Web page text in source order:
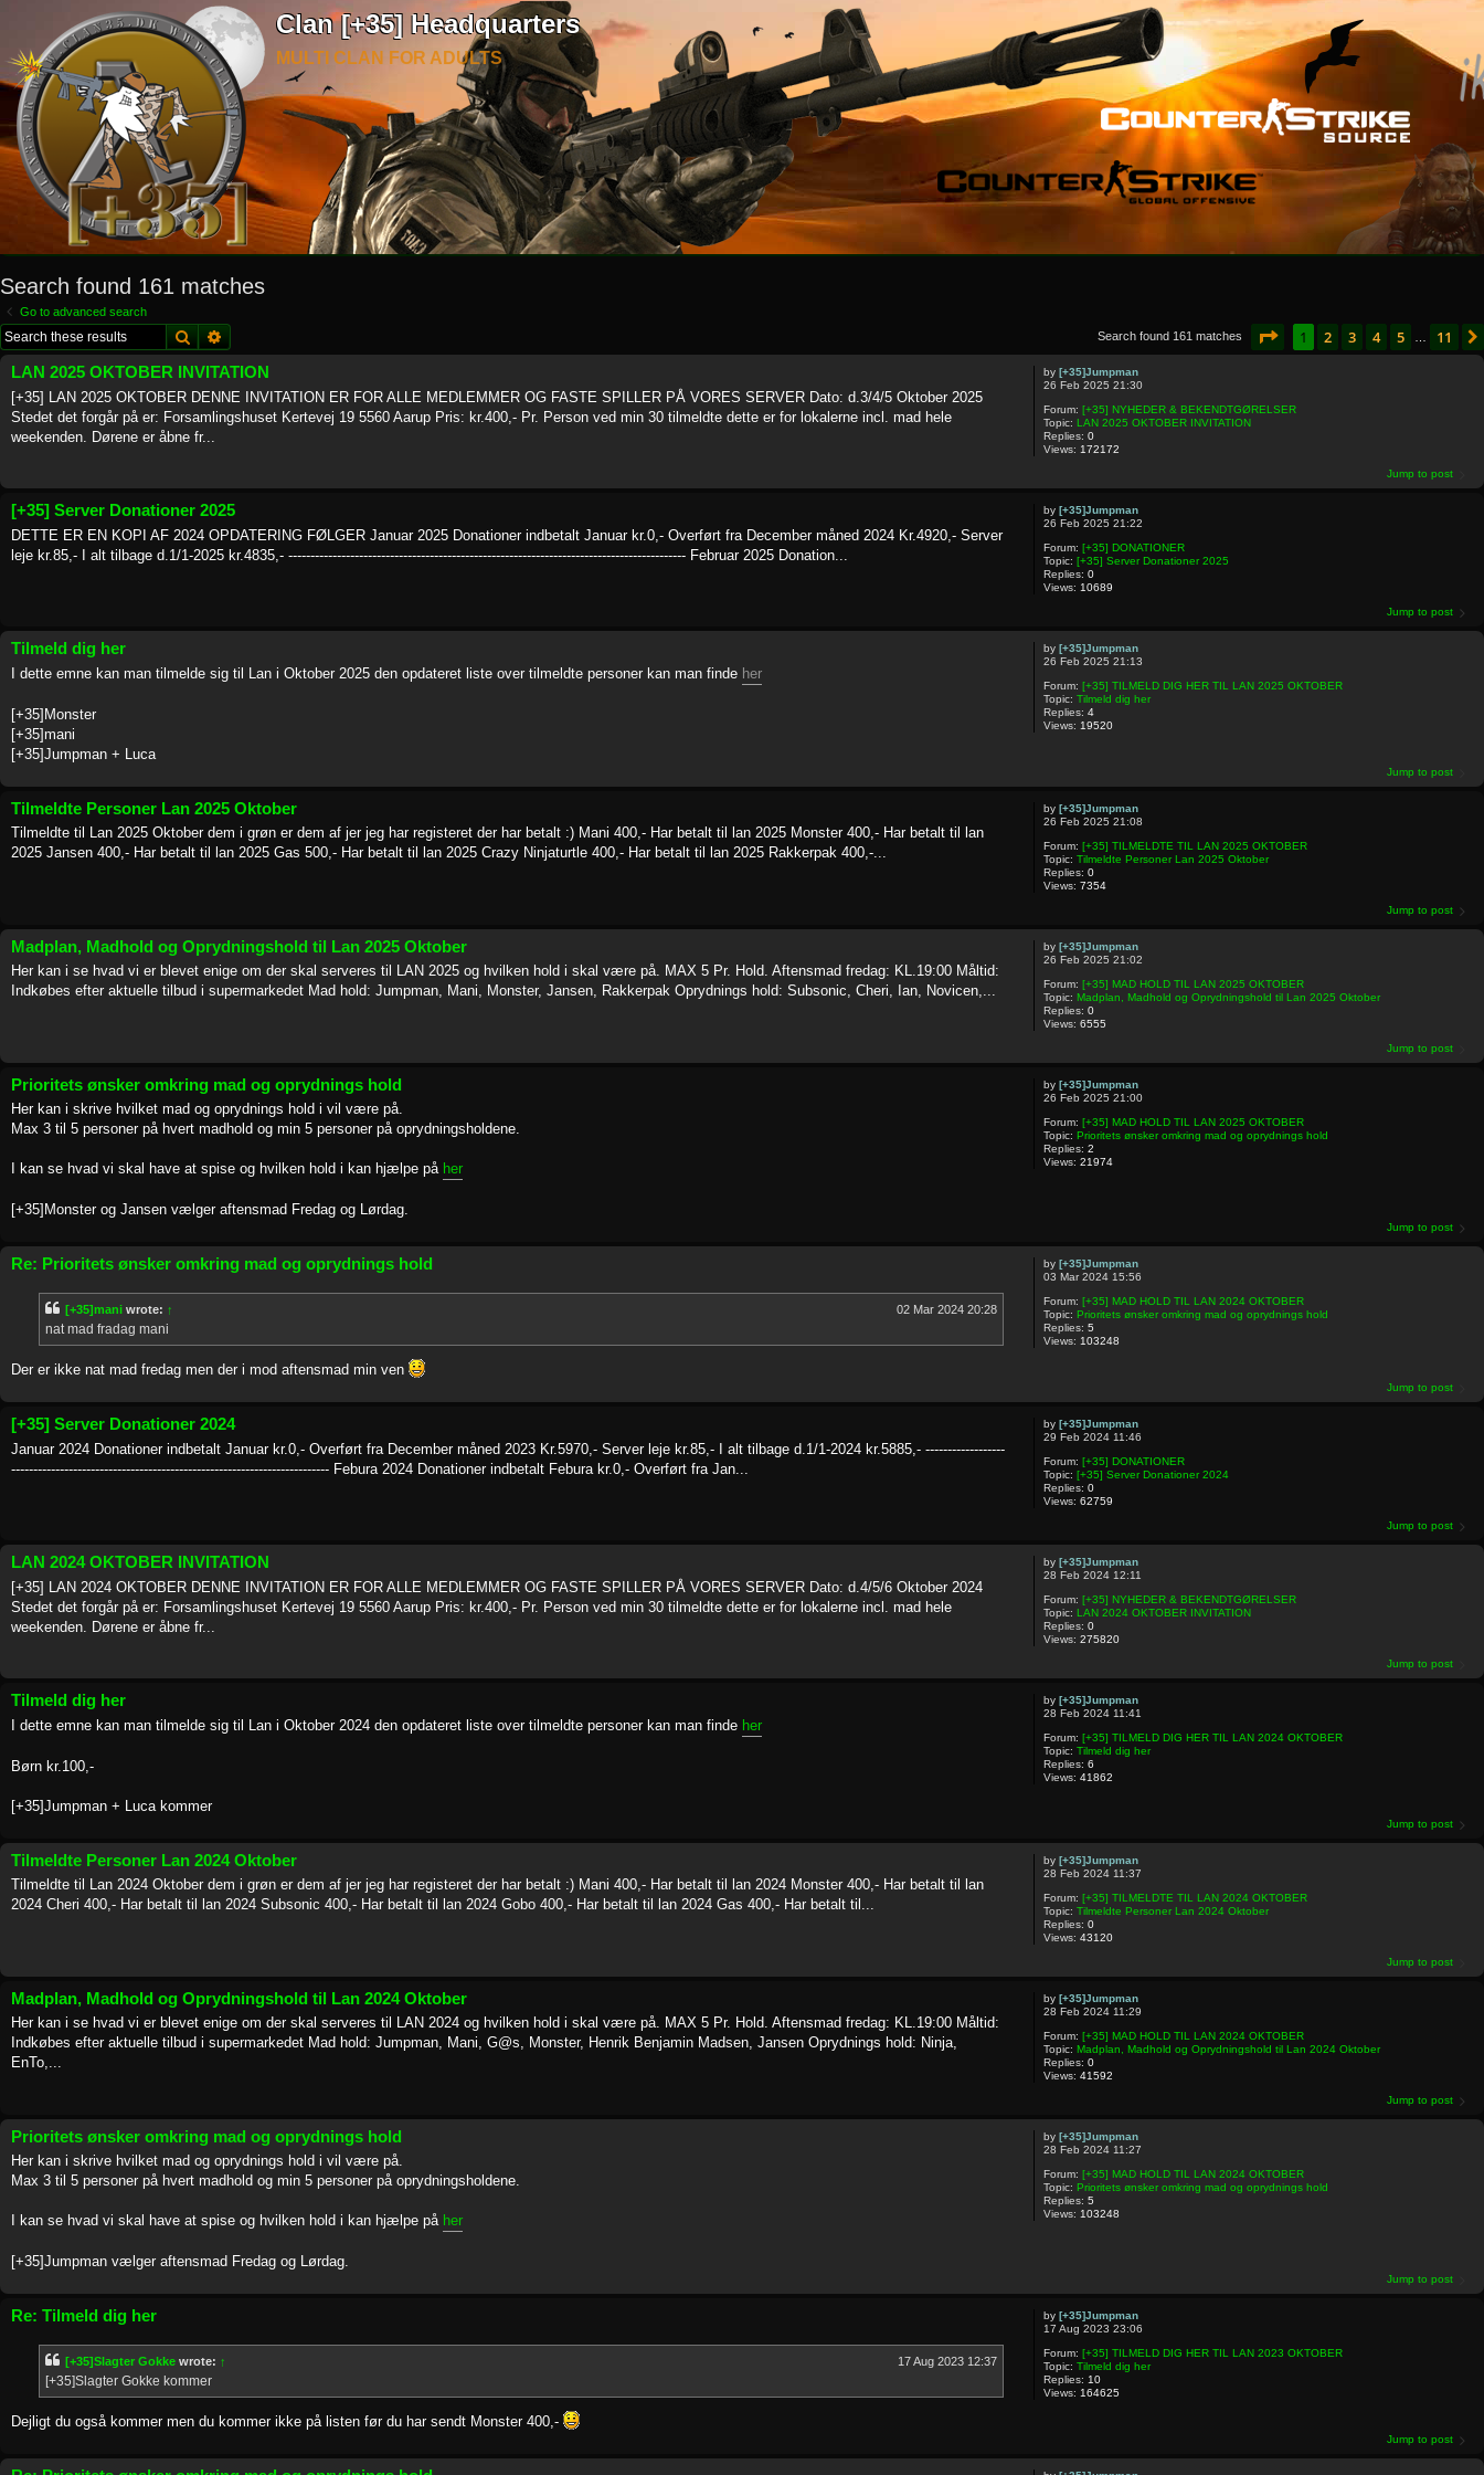
Clan [+35] Headquarters
MULTI CLAN FOR ADULTS
Search found 161 matches
Go to advanced search
SearchAdvanced search Search found 161 matches Page of 11
1 2 3 4 5 11
by [+35]Jumpman
26 Feb 2025 21:30
Forum: [+35] NYHEDER & BEKENDTGØRELSER
Topic: LAN 2025 OKTOBER INVITATION
Replies: 0
Views: 172172
LAN 2025 OKTOBER INVITATION
[+35] LAN 2025 OKTOBER DENNE INVITATION ER FOR ALLE MEDLEMMER OG FASTE SPILLER PÅ VORES SERVER Dato: d.3/4/5 Oktober 2025
Stedet det forgår på er: Forsamlingshuset Kertevej 19 5560 Aarup Pris: kr.400,- Pr. Person ved min 30 tilmeldte dette er for lokalerne incl. mad hele
weekenden. Dørene er åbne fr...
Jump to post
by [+35]Jumpman
26 Feb 2025 21:22
Forum: [+35] DONATIONER
Topic: [+35] Server Donationer 2025
Replies: 0
Views: 10689
[+35] Server Donationer 2025
DETTE ER EN KOPI AF 2024 OPDATERING FØLGER Januar 2025 Donationer indbetalt Januar kr.0,- Overført fra December måned 2024 Kr.4920,- Server
leje kr.85,- I alt tilbage d.1/1-2025 kr.4835,- ------------------------------------------------------------------------------------------ Februar 2025 Donation...
Jump to post
by [+35]Jumpman
26 Feb 2025 21:13
Forum: [+35] TILMELD DIG HER TIL LAN 2025 OKTOBER
Topic: Tilmeld dig her
Replies: 4
Views: 19520
Tilmeld dig her
I dette emne kan man tilmelde sig til Lan i Oktober 2025 den opdateret liste over tilmeldte personer kan man finde her
[+35]Monster
[+35]mani
[+35]Jumpman + Luca
Jump to post
by [+35]Jumpman
26 Feb 2025 21:08
Forum: [+35] TILMELDTE TIL LAN 2025 OKTOBER
Topic: Tilmeldte Personer Lan 2025 Oktober
Replies: 0
Views: 7354
Tilmeldte Personer Lan 2025 Oktober
Tilmeldte til Lan 2025 Oktober dem i grøn er dem af jer jeg har registeret der har betalt :) Mani 400,- Har betalt til lan 2025 Monster 400,- Har betalt til lan
2025 Jansen 400,- Har betalt til lan 2025 Gas 500,- Har betalt til lan 2025 Crazy Ninjaturtle 400,- Har betalt til lan 2025 Rakkerpak 400,-...
Jump to post
by [+35]Jumpman
26 Feb 2025 21:02
Forum: [+35] MAD HOLD TIL LAN 2025 OKTOBER
Topic: Madplan, Madhold og Oprydningshold til Lan 2025 Oktober
Replies: 0
Views: 6555
Madplan, Madhold og Oprydningshold til Lan 2025 Oktober
Her kan i se hvad vi er blevet enige om der skal serveres til LAN 2025 og hvilken hold i skal være på. MAX 5 Pr. Hold. Aftensmad fredag: KL.19:00 Måltid:
Indkøbes efter aktuelle tilbud i supermarkedet Mad hold: Jumpman, Mani, Monster, Jansen, Rakkerpak Oprydnings hold: Subsonic, Cheri, Ian, Novicen,...
Jump to post
by [+35]Jumpman
26 Feb 2025 21:00
Forum: [+35] MAD HOLD TIL LAN 2025 OKTOBER
Topic: Prioritets ønsker omkring mad og oprydnings hold
Replies: 2
Views: 21974
Prioritets ønsker omkring mad og oprydnings hold
Her kan i skrive hvilket mad og oprydnings hold i vil være på.
Max 3 til 5 personer på hvert madhold og min 5 personer på oprydningsholdene.
I kan se hvad vi skal have at spise og hvilken hold i kan hjælpe på her
[+35]Monster og Jansen vælger aftensmad Fredag og Lørdag.
Jump to post
by [+35]Jumpman
03 Mar 2024 15:56
Forum: [+35] MAD HOLD TIL LAN 2024 OKTOBER
Topic: Prioritets ønsker omkring mad og oprydnings hold
Replies: 5
Views: 103248
Re: Prioritets ønsker omkring mad og oprydnings hold
[+35]mani wrote: ↑ 02 Mar 2024 20:28
nat mad fradag mani
Der er ikke nat mad fredag men der i mod aftensmad min ven
Jump to post
by [+35]Jumpman
29 Feb 2024 11:46
Forum: [+35] DONATIONER
Topic: [+35] Server Donationer 2024
Replies: 0
Views: 62759
[+35] Server Donationer 2024
Januar 2024 Donationer indbetalt Januar kr.0,- Overført fra December måned 2023 Kr.5970,- Server leje kr.85,- I alt tilbage d.1/1-2024 kr.5885,- ------------------
------------------------------------------------------------------------ Febura 2024 Donationer indbetalt Febura kr.0,- Overført fra Jan...
Jump to post
by [+35]Jumpman
28 Feb 2024 12:11
Forum: [+35] NYHEDER & BEKENDTGØRELSER
Topic: LAN 2024 OKTOBER INVITATION
Replies: 0
Views: 275820
LAN 2024 OKTOBER INVITATION
[+35] LAN 2024 OKTOBER DENNE INVITATION ER FOR ALLE MEDLEMMER OG FASTE SPILLER PÅ VORES SERVER Dato: d.4/5/6 Oktober 2024
Stedet det forgår på er: Forsamlingshuset Kertevej 19 5560 Aarup Pris: kr.400,- Pr. Person ved min 30 tilmeldte dette er for lokalerne incl. mad hele
weekenden. Dørene er åbne fr...
Jump to post
by [+35]Jumpman
28 Feb 2024 11:41
Forum: [+35] TILMELD DIG HER TIL LAN 2024 OKTOBER
Topic: Tilmeld dig her
Replies: 6
Views: 41862
Tilmeld dig her
I dette emne kan man tilmelde sig til Lan i Oktober 2024 den opdateret liste over tilmeldte personer kan man finde her
Børn kr.100,-
[+35]Jumpman + Luca kommer
Jump to post
by [+35]Jumpman
28 Feb 2024 11:37
Forum: [+35] TILMELDTE TIL LAN 2024 OKTOBER
Topic: Tilmeldte Personer Lan 2024 Oktober
Replies: 0
Views: 43120
Tilmeldte Personer Lan 2024 Oktober
Tilmeldte til Lan 2024 Oktober dem i grøn er dem af jer jeg har registeret der har betalt :) Mani 400,- Har betalt til lan 2024 Monster 400,- Har betalt til lan
2024 Cheri 400,- Har betalt til lan 2024 Subsonic 400,- Har betalt til lan 2024 Gobo 400,- Har betalt til lan 2024 Gas 400,- Har betalt til...
Jump to post
by [+35]Jumpman
28 Feb 2024 11:29
Forum: [+35] MAD HOLD TIL LAN 2024 OKTOBER
Topic: Madplan, Madhold og Oprydningshold til Lan 2024 Oktober
Replies: 0
Views: 41592
Madplan, Madhold og Oprydningshold til Lan 2024 Oktober
Her kan i se hvad vi er blevet enige om der skal serveres til LAN 2024 og hvilken hold i skal være på. MAX 5 Pr. Hold. Aftensmad fredag: KL.19:00 Måltid:
Indkøbes efter aktuelle tilbud i supermarkedet Mad hold: Jumpman, Mani, G@s, Monster, Henrik Benjamin Madsen, Jansen Oprydnings hold: Ninja,
EnTo,...
Jump to post
by [+35]Jumpman
28 Feb 2024 11:27
Forum: [+35] MAD HOLD TIL LAN 2024 OKTOBER
Topic: Prioritets ønsker omkring mad og oprydnings hold
Replies: 5
Views: 103248
Prioritets ønsker omkring mad og oprydnings hold
Her kan i skrive hvilket mad og oprydnings hold i vil være på.
Max 3 til 5 personer på hvert madhold og min 5 personer på oprydningsholdene.
I kan se hvad vi skal have at spise og hvilken hold i kan hjælpe på her
[+35]Jumpman vælger aftensmad Fredag og Lørdag.
Jump to post
by [+35]Jumpman
17 Aug 2023 23:06
Forum: [+35] TILMELD DIG HER TIL LAN 2023 OKTOBER
Topic: Tilmeld dig her
Replies: 10
Views: 164625
Re: Tilmeld dig her
[+35]Slagter Gokke wrote: ↑ 17 Aug 2023 12:37
[+35]Slagter Gokke kommer
Dejligt du også kommer men du kommer ikke på listen før du har sendt Monster 400,-
Jump to post